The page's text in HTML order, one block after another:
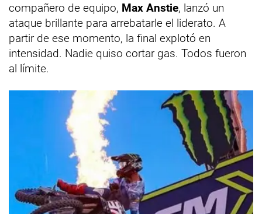
compañero de equipo, Max Anstie, lanzó un
ataque brillante para arrebatarle el liderato. A
partir de ese momento, la final explotó en
intensidad. Nadie quiso cortar gas. Todos fueron
al límite.